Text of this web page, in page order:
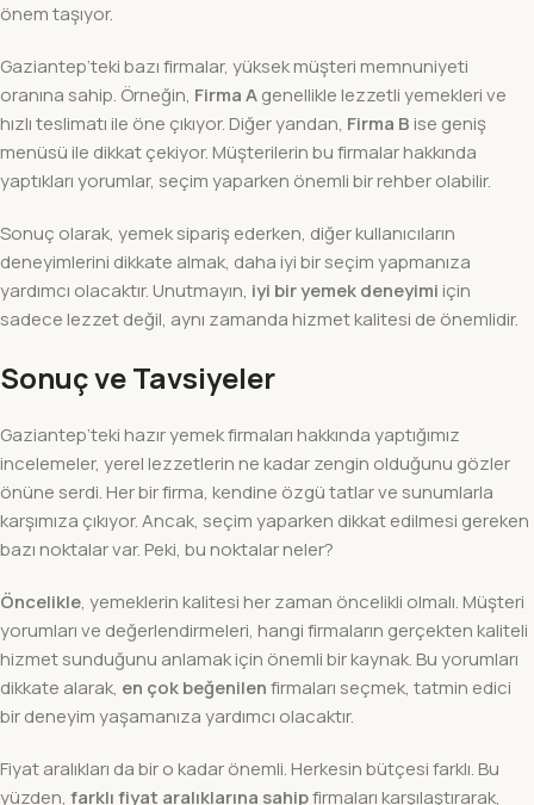
önem taşıyor.
Gaziantep’teki bazı firmalar, yüksek müşteri memnuniyeti
oranına sahip. Örneğin, Firma Agenellikle lezzetli yemekleri ve
hızlı teslimatı ile öne çıkıyor. Diğer yandan, Firma B ise geniş
menüsü ile dikkat çekiyor. Müşterilerin bu firmalar hakkında
yaptıkları yorumlar, seçim yaparken önemli bir rehber olabilir.
Sonuç olarak, yemek sipariş ederken, diğer kullanıcıların
deneyimlerini dikkate almak, daha iyi bir seçim yapmanıza
yardımcı olacaktır. Unutmayın, iyi bir yemek deneyimi için
sadece lezzet değil, aynı zamanda hizmet kalitesi de önemlidir.
Sonuç ve Tavsiyeler
Gaziantep’teki hazır yemek firmaları hakkında yaptığımız
incelemeler, yerel lezzetlerin ne kadar zengin olduğunu gözler
önüne serdi. Her bir firma, kendine özgü tatlar ve sunumlarla
karşımıza çıkıyor. Ancak, seçim yaparken dikkat edilmesi gereken
bazı noktalar var. Peki, bu noktalar neler?
Öncelikle, yemeklerin kalitesi her zaman öncelikli olmalı. Müşteri
yorumları ve değerlendirmeleri, hangi firmaların gerçekten kaliteli
hizmet sunduğunu anlamak için önemli bir kaynak. Bu yorumları
dikkate alarak, en çok beğenilenfirmaları seçmek, tatmin edici
bir deneyim yaşamanıza yardımcı olacaktır.
Fiyat aralıkları da bir o kadar önemli. Herkesin bütçesi farklı. Bu
yüzden, farklı fiyat aralıklarına sahipfirmaları karşılaştırarak,